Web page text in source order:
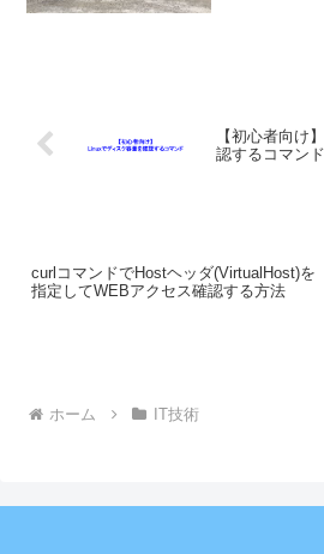
【初心者向け
認するコマンド
curlコマンドでHostヘッダ(VirtualHost)を
指定してWEBアクセス確認する方法
ホーム IT技術